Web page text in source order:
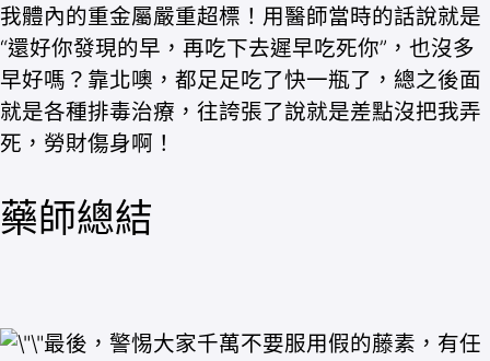
我體內的重金屬嚴重超標！用醫師當時的話說就是
“還好你發現的早，再吃下去遲早吃死你”，也沒多
早好嗎？靠北噢，都足足吃了快一瓶了，總之後面
就是各種排毒治療，往誇張了說就是差點沒把我弄
死，勞財傷身啊！
藥師總結
最後，警惕大家千萬不要服用假的藤素，有任